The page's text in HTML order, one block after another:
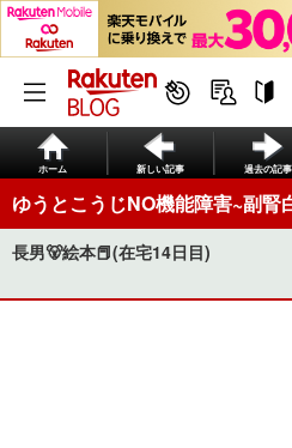
ホーム 新しい記事 過去の記事
ゆうとこうじNO機能障害~副
長男🐻絵本📕(在宅14日目)